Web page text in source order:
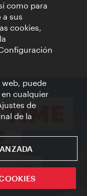
como para
sus
cookies,
puede
cualquier
de
de la